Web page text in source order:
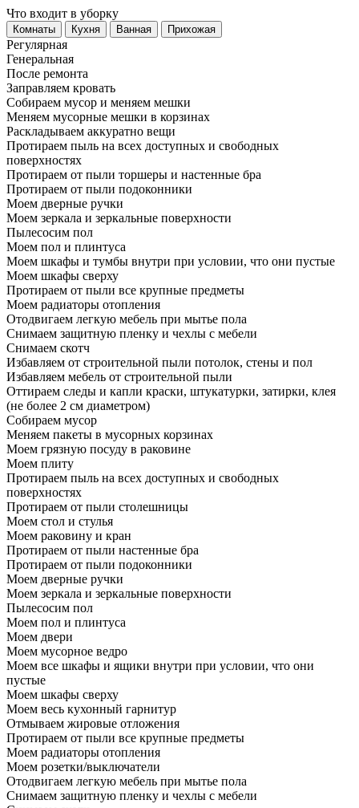
Что входит в уборку
Регу­лярная
Гене­ральная
После ремонта
Заправляем кровать
Собираем мусор и меняем мешки
Меняем мусорные мешки в корзинах
Раскладываем аккуратно вещи
Протираем пыль на всех доступных и свободных
поверхностях
Протираем от пыли торшеры и настенные бра
Протираем от пыли подоконники
Моем дверные ручки
Моем зеркала и зеркальные поверхности
Пылесосим пол
Моем пол и плинтуса
Моем шкафы и тумбы внутри при условии, что они пустые
Моем шкафы сверху
Протираем от пыли все крупные предметы
Моем радиаторы отопления
Отодвигаем легкую мебель при мытье пола
Снимаем защитную пленку и чехлы с мебели
Снимаем скотч
Избавляем от строительной пыли потолок, стены и пол
Избавляем мебель от строительной пыли
Оттираем следы и капли краски, штукатурки, затирки, клея
(не более 2 см диаметром)
Собираем мусор
Меняем пакеты в мусорных корзинах
Моем грязную посуду в раковине
Моем плиту
Протираем пыль на всех доступных и свободных
поверхностях
Протираем от пыли столешницы
Моем стол и стулья
Моем раковину и кран
Протираем от пыли настенные бра
Протираем от пыли подоконники
Моем дверные ручки
Моем зеркала и зеркальные поверхности
Пылесосим пол
Моем пол и плинтуса
Моем двери
Моем мусорное ведро
Моем все шкафы и ящики внутри при условии, что они
пустые
Моем шкафы сверху
Моем весь кухонный гарнитур
Отмываем жировые отложения
Протираем от пыли все крупные предметы
Моем радиаторы отопления
Моем розетки/выключатели
Отодвигаем легкую мебель при мытье пола
Снимаем защитную пленку и чехлы с мебели